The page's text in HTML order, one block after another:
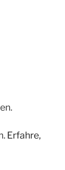
Erfahre,